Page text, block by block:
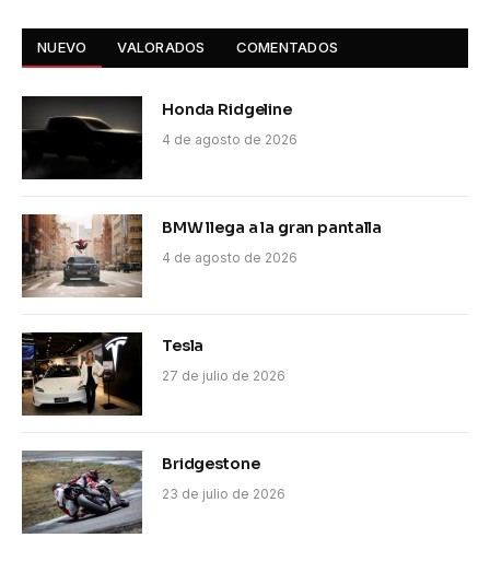
NUEVO VALORADOS COMENTADOS
Honda Ridgeline
4 de agosto de 2026
BMW llega a la gran pantalla
4 de agosto de 2026
Tesla
27 de julio de 2026
Bridgestone
23 de julio de 2026